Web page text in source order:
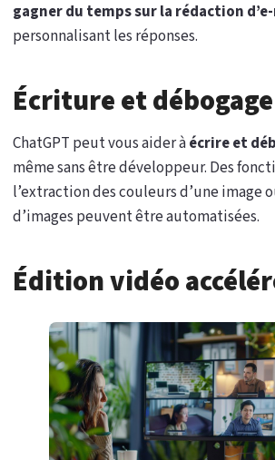
gagner du temps sur la rédaction
personnalisant les réponses.
Écriture et
ChatGPT peut vous aider àécrire et
même sans être développeur. Des
l’extraction des couleurs d’une image
d’images peuvent être automatisées.
Édition vidéo